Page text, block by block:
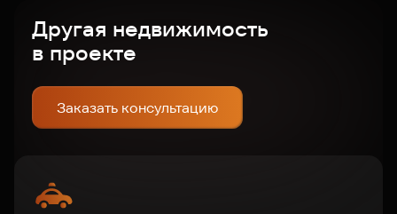
Другая недвижимость
в проекте
Заказать консультацию